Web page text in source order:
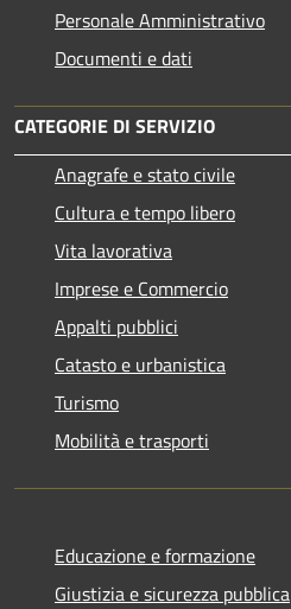
Personale Amministrativo
Documenti e dati
CATEGORIE DI SERVIZIO
Anagrafe e stato civile
Cultura e tempo libero
Vita lavorativa
Imprese e Commercio
Appalti pubblici
Catasto e urbanistica
Turismo
Mobilità e trasporti
Educazione e formazione
Giustizia e sicurezza pubblica